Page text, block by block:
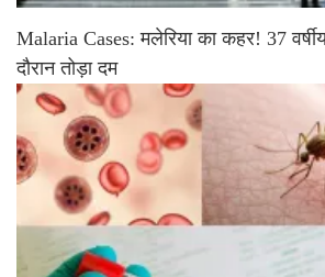
Malaria Cases: मलेरिया का कहर! 37
दौरान तोड़ा दम